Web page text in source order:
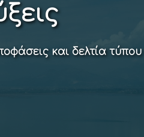
και δελτία